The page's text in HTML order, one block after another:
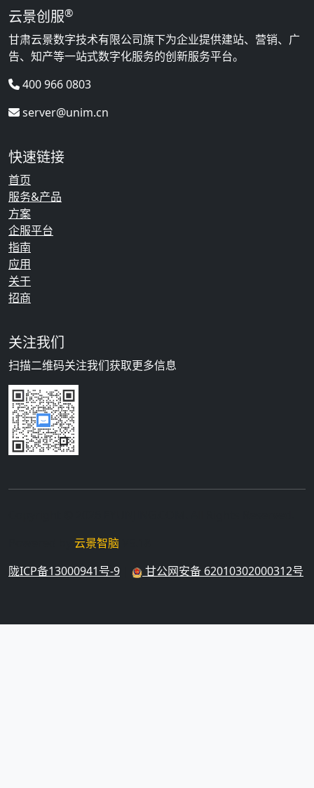
云景创服®
甘肃云景数字技术有限公司旗下为企业提供建站、营销、广
告、知产等一站式数字化服务的创新服务平台。
400 966 0803
server@unim.cn
快速链接
首页
服务&产品
方案
企服平台
指南
应用
关于
招商
关注我们
扫描二维码关注我们获取更多信息
云景智脑
陇ICP备13000941号-9
甘公网安备 62010302000312号